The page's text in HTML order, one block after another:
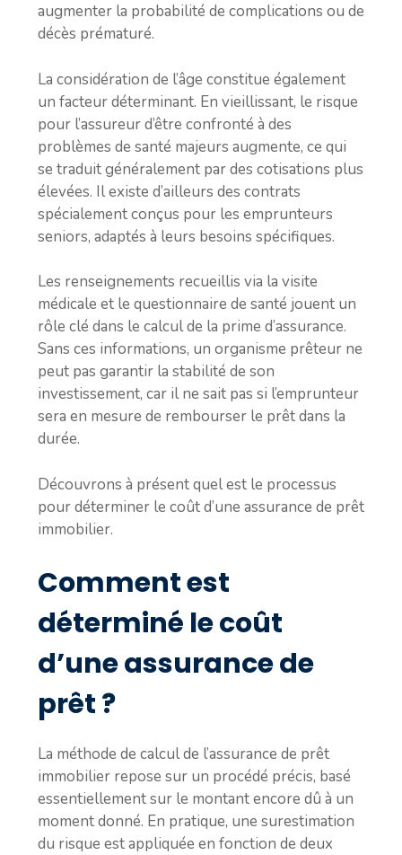
augmenter la probabilité de complications ou de
décès prématuré.
La considération de l’âge constitue également
un facteur déterminant. En vieillissant, le risque
pour l’assureur d’être confronté à des
problèmes de santé majeurs augmente, ce qui
se traduit généralement par des cotisations plus
élevées. Il existe d’ailleurs des contrats
spécialement conçus pour les emprunteurs
seniors, adaptés à leurs besoins spécifiques.
Les renseignements recueillis via la visite
médicale et le questionnaire de santé jouent un
rôle clé dans le calcul de la prime d’assurance.
Sans ces informations, un organisme prêteur ne
peut pas garantir la stabilité de son
investissement, car il ne sait pas si l’emprunteur
sera en mesure de rembourser le prêt dans la
durée.
Découvrons à présent quel est le processus
pour déterminer le coût d’une assurance de prêt
immobilier.
Comment est
déterminé le coût
d’une assurance de
prêt ?
La méthode de calcul de l’assurance de prêt
immobilier repose sur un procédé précis, basé
essentiellement sur le montant encore dû à un
moment donné. En pratique, une surestimation
du risque est appliquée en fonction de deux